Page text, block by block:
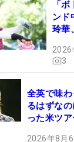
「
ンド
玲華
2026
3
全英で味
るはずな
った米ツ
2026年8月